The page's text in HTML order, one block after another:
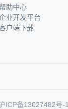
助中心
业开发平台
户端下载
ICP备13027482号-1